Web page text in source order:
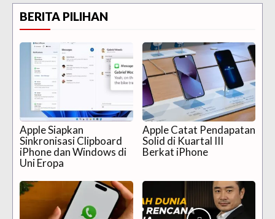
BERITA PILIHAN
Apple Siapkan
Sinkronisasi Clipboard
iPhone dan Windows di
Uni Eropa
Apple Catat Pendapatan
Solid di Kuartal III
Berkat iPhone